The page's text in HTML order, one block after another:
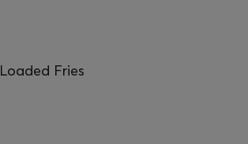
Loaded Fries